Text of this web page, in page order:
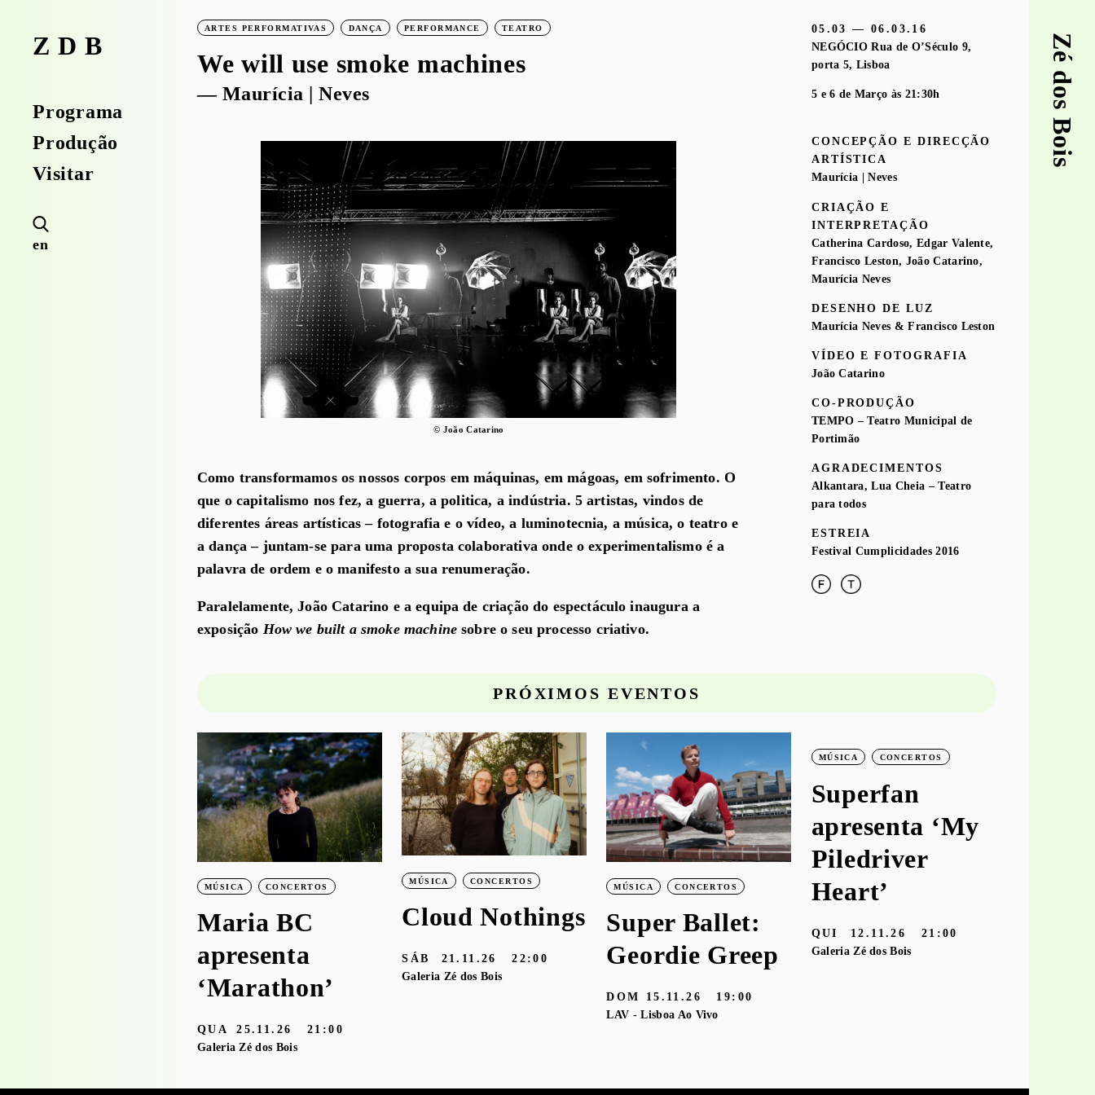
ZDB
Programa
Produção
Visitar
en
Zé dos Bois
ARTES PERFORMATIVAS DANÇA PERFORMANCE TEATRO
We will use smoke machines
— Maurícia | Neves
© João Catarino
Como transformamos os nossos corpos em máquinas, em mágoas, em sofrimento. O
que o capitalismo nos fez, a guerra, a politica, a indústria. 5 artistas, vindos de
diferentes áreas artísticas – fotografia e o vídeo, a luminotecnia, a música, o teatro e
a dança – juntam-se para uma proposta colaborativa onde o experimentalismo é a
palavra de ordem e o manifesto a sua renumeração.
Paralelamente, João Catarino e a equipa de criação do espectáculo inaugura a
exposição How we built a smoke machine sobre o seu processo criativo.
05.03 — 06.03.16
NEGÓCIO Rua de O’Século 9,
porta 5, Lisboa
5 e 6 de Março às 21:30h
CONCEPÇÃO E DIRECÇÃO
ARTÍSTICA
Maurícia | Neves
CRIAÇÃO E
INTERPRETAÇÃO
Catherina Cardoso, Edgar Valente,
Francisco Leston, João Catarino,
Maurícia Neves
DESENHO DE LUZ
Maurícia Neves & Francisco Leston
VÍDEO E FOTOGRAFIA
João Catarino
CO-PRODUÇÃO
TEMPO – Teatro Municipal de
Portimão
AGRADECIMENTOS
Alkantara, Lua Cheia – Teatro
para todos
ESTREIA
Festival Cumplicidades 2016
PRÓXIMOS EVENTOS
MÚSICA CONCERTOS
Maria BC
apresenta
‘Marathon’
QUA 25.11.26
21:00
Galeria Zé dos Bois
MÚSICA CONCERTOS
Cloud Nothings
SÁB 21.11.26
22:00
Galeria Zé dos Bois
MÚSICA CONCERTOS
Super Ballet:
Geordie Greep
DOM 15.11.26
19:00
LAV - Lisboa Ao Vivo
MÚSICA CONCERTOS
Superfan
apresenta ‘My
Piledriver
Heart’
QUI 12.11.26
21:00
Galeria Zé dos Bois